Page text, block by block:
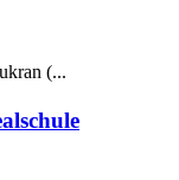
(...